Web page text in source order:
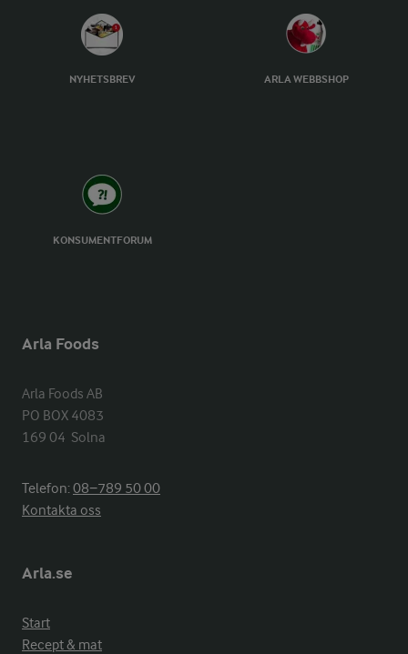
NYHETSBREV ARLA WEBBSHOP
KONSUMENTFORUM
Arla Foods
Arla Foods AB
PO BOX 4083
169 04  Solna
Telefon:08−789 50 00
Kontakta oss
Arla.se
Start
Recept & mat